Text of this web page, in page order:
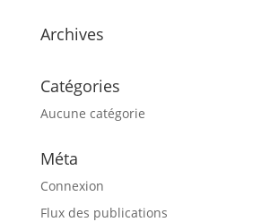
Archives
Catégories
Aucune catégorie
Méta
Connexion
Flux des publications